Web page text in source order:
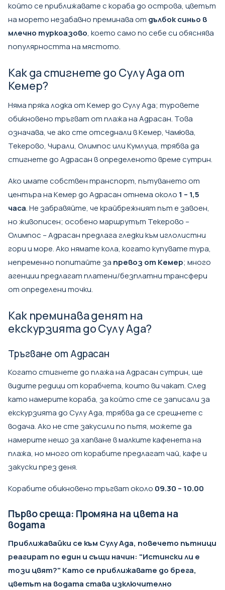
който се приближавате с кораба до острова, цветът
на морето незабавно преминава от дълбок синьо в
млечно туркоазово, което само по себе си обяснява
популярността на мястото.
Как да стигнете до Сулу Ада от
Кемер?
Няма пряка лодка от Кемер до Сулу Ада; туровете
обикновено тръгват от плажа на Адрасан. Това
означава, че ако сте отседнали в Кемер, Чамюва,
Текерово, Чирали, Олимпос или Кумлуца, трябва да
стигнете до Адрасан в определеното време сутрин.
Ако имате собствен транспорт, пътуването от
центъра на Кемер до Адрасан отнема около 1 – 1,5
часа. Не забравяйте, че крайбрежният път е завоен,
но живописен; особено маршрутът Текерово –
Олимпос – Адрасан предлага гледки към иглолистни
гори и море. Ако нямате кола, когато купувате тура,
непременно попитайте за превоз от Кемер; много
агенции предлагат платени/безплатни трансфери
от определени точки.
Как преминава денят на
екскурзията до Сулу Ада?
Тръгване от Адрасан
Когато стигнете до плажа на Адрасан сутрин, ще
видите редици от корабчета, които ви чакат. След
като намерите кораба, за който сте се записали за
екскурзията до Сулу Ада, трябва да се срещнете с
водача. Ако не сте закусили по пътя, можете да
намерите нещо за хапване в малките кафенета на
плажа, но много от корабите предлагат чай, кафе и
закуски през деня.
Корабите обикновено тръгват около 09.30 – 10.00
Първо среща: Промяна на цвета на
водата
Приближавайки се към Сулу Ада, повечето пътници
реагират по един и същи начин: "Истински ли е
този цвят?" Като се приближавате до брега,
цветът на водата става изключително